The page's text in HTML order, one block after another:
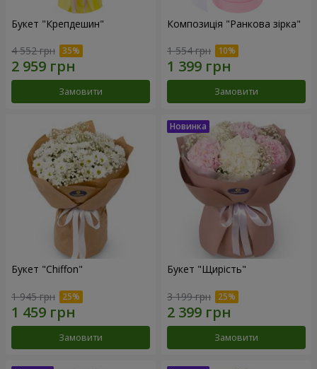
Букет "Крепдешин"
4 552 грн
Замовити
Композиція "Ранкова зірка"
1 554 грн
Замовити
Букет "Chiffon"
1 945 грн
Замовити
Букет "Щирість"
3 199 грн
Замовити